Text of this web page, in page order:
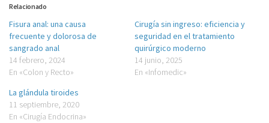
Relacionado
Fisura anal: una causa
frecuente y dolorosa de
sangrado anal
14 febrero, 2024
En «Colon y Recto»
Cirugía sin ingreso: eficiencia y
seguridad en el tratamiento
quirúrgico moderno
14 junio, 2025
En «Infomedic»
La glándula tiroides
11 septiembre, 2020
En «Cirugía Endocrina»